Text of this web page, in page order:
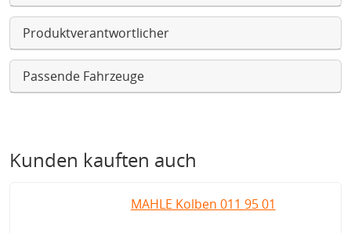
Produktverantwortlicher
Passende Fahrzeuge
Kunden kauften auch
MAHLE Kolben 011 95 01